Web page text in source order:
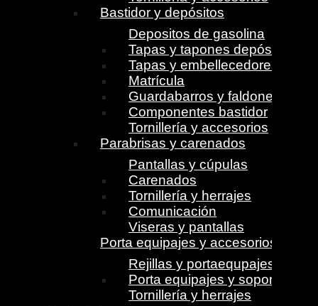
Bastidor y depósitos
Depositos de gasolina
Tapas y tapones depósito
Tapas y embellecedores
Matrícula
Guardabarros y faldones
Componentes bastidor
Tornillería y accesorios
Parabrisas y carenados
Pantallas y cúpulas
Carenados
Tornillería y herrajes
Comunicación
Viseras y pantallas
Porta equipajes y accesorios
Rejillas y portaequpajes
Porta equipajes y soportes
Tornillería y herrajes